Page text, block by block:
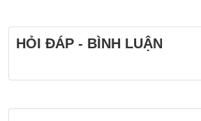
HỎI ĐÁP - BÌNH LUẬN